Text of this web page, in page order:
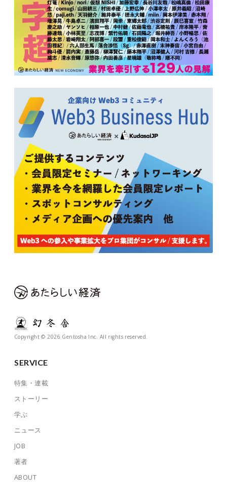
Copyright © 2026 Gentosha Inc. All rights reserved.
SERVICE
特集・連載
ストーリー
学ぶ
ニュース
JOB
著者
ABOUT